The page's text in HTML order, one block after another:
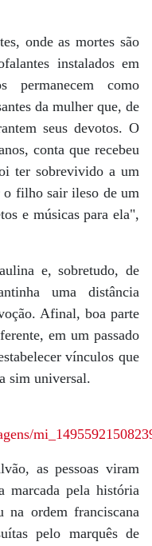
onde as mortes são
instalados em
permanecem como
da mulher que, de
seus devotos. O
conta que recebeu
ter sobrevivido a um
o filho sair ileso de um
e músicas para ela",
e, sobretudo, de
uma distância
Afinal, boa parte
em um passado
vínculos que
sim universal.
as pessoas viram
marcada pela história
ordem franciscana
pelo marquês de